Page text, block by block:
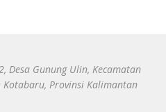
Desa Gunung Ulin, Kecamatan
Provinsi Kalimantan